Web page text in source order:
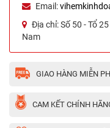
Email:
Địa chỉ:Số 50 - Tổ
Nam
GIAO HÀNG MIỄN
CAM KẾT CHÍNH